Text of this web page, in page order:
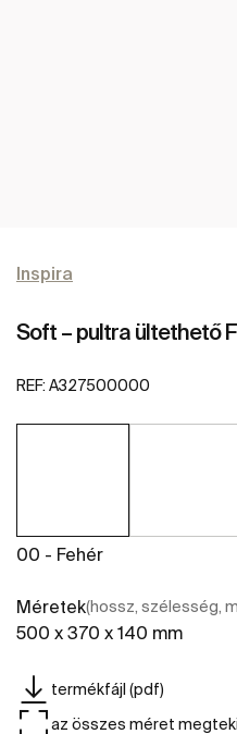
Inspira
Soft – pultra ültethető
REF: A327500000
00 - Fehér
Méretek(hossz, szélesség,
500 x 370 x 140 mm
termékfájl (pdf)
az összes méret